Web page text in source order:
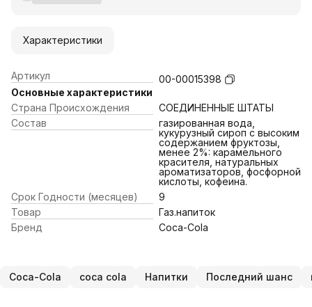
Характеристики
Артикул
00-00015398
Основные характеристики
Страна Происхождения
СОЕДИНЕННЫЕ ШТАТЫ
Состав
газированная вода,
кукурузный сироп с высоким
содержанием фруктозы,
менее 2%: карамельного
красителя, натуральных
ароматизаторов, фосфорной
кислоты, кофеина.
Срок Годности (месяцев)
9
Товар
Газ.напиток
Бренд
Coca-Cola
Coca-Cola coca cola Напитки Последний шанс